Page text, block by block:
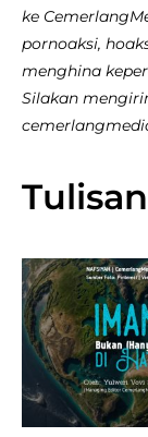
ke
pornoaksi,
menghina
Silakan